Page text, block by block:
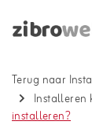
Terug naar
Installeren
installeren?